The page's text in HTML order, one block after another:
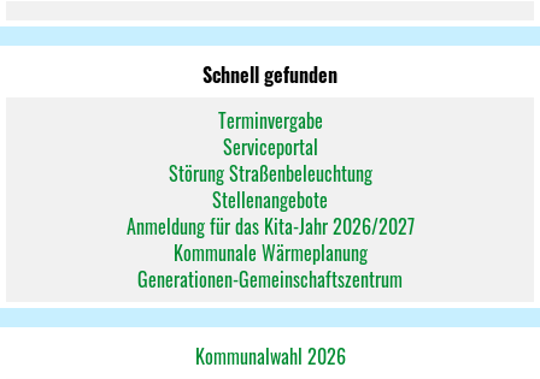
Schnell gefunden
Terminvergabe
Serviceportal
Störung Straßenbeleuchtung
Stellenangebote
Anmeldung für das Kita-Jahr 2026/2027
Kommunale Wärmeplanung
Generationen-Gemeinschaftszentrum
Kommunalwahl 2026